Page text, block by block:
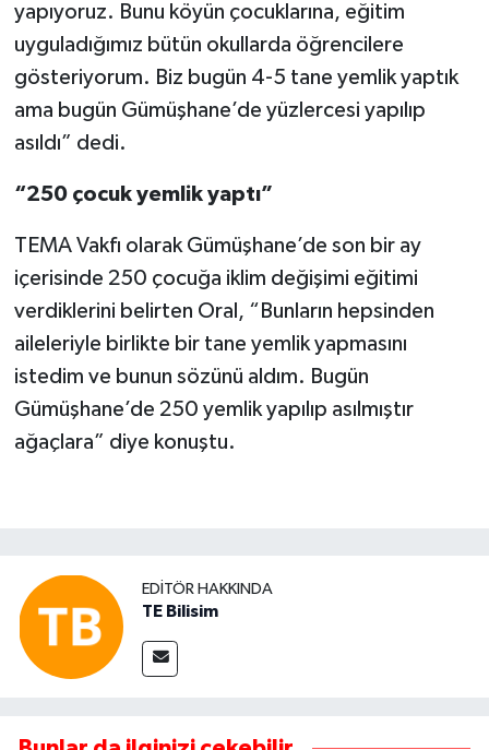
yapıyoruz. Bunu köyün çocuklarına, eğitim
uyguladığımız bütün okullarda öğrencilere
gösteriyorum. Biz bugün 4-5 tane yemlik yaptık
ama bugün Gümüşhane’de yüzlercesi yapılıp
asıldı” dedi.
“250 çocuk yemlik yaptı”
TEMA Vakfı olarak Gümüşhane’de son bir ay
içerisinde 250 çocuğa iklim değişimi eğitimi
verdiklerini belirten Oral, “Bunların hepsinden
aileleriyle birlikte bir tane yemlik yapmasını
istedim ve bunun sözünü aldım. Bugün
Gümüşhane’de 250 yemlik yapılıp asılmıştır
ağaçlara” diye konuştu.
EDITÖR HAKKINDA
TE Bilisim